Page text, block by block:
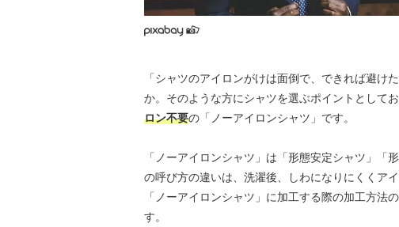
「シャツのアイロンがけは面倒で、できれば避
か。そのような方にシャツを選ぶポイントとしてお
ロン不要の「ノーアイロンシャツ」です。
「ノーアイロンシャツ」は「形態安定シャツ」「
の呼び方の違いは、洗濯後、しわになりにくくア
「ノーアイロンシャツ」に加工する際の加工方
す。